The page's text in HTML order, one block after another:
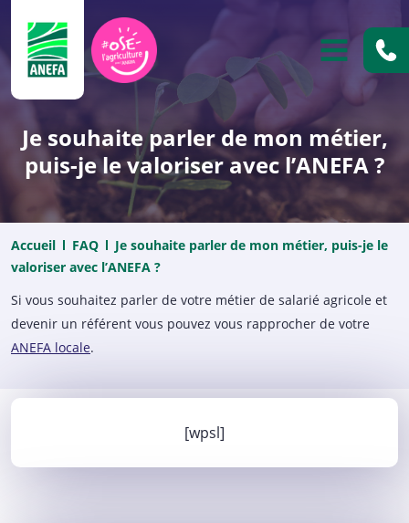
OUVRIR
Je souhaite parler de mon métier,
puis-je le valoriser avec l’ANEFA ?
Accueil FAQ
Je souhaite parler de mon métier, puis-je le
valoriser avec l’ANEFA ?
Si vous souhaitez parler de votre métier de salarié agricole et
devenir un référent vous pouvez vous rapprocher de votre
ANEFA locale.
[wpsl]